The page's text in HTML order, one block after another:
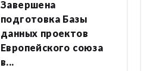
Завершена
подготовка Базы
данных проектов
Европейского союза
в...